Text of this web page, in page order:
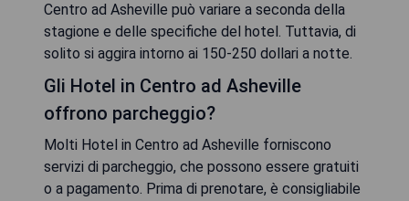
Centro ad Asheville può variare a seconda della
stagione e delle specifiche del hotel. Tuttavia, di
solito si aggira intorno ai 150-250 dollari a notte.
Gli Hotel in Centro ad Asheville
offrono parcheggio?
Molti Hotel in Centro ad Asheville forniscono
servizi di parcheggio, che possono essere gratuiti
o a pagamento. Prima di prenotare, è consigliabile